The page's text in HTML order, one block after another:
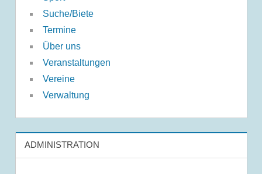
Suche/Biete
Termine
Über uns
Veranstaltungen
Vereine
Verwaltung
ADMINISTRATION